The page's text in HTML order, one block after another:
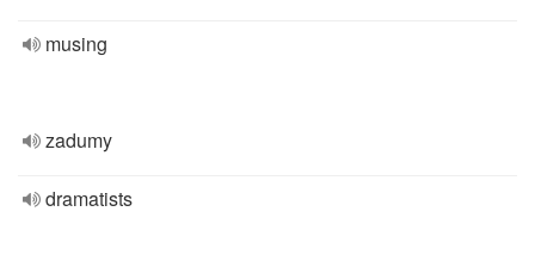
musing
zadumy
dramatists